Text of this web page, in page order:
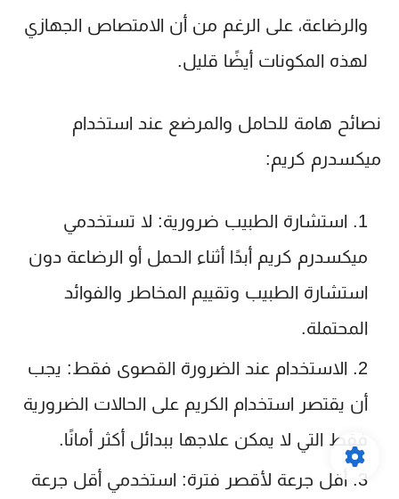
والرضاعة، على الرغم من أن الامتصاص الجهازي
لهذه المكونات أيضًا قليل.
نصائح هامة للحامل والمرضع عند استخدام
ميكسدرم كريم:
استشارة الطبيب ضرورية: لا تستخدمي
ميكسدرم كريم أبدًا أثناء الحمل أو الرضاعة دون
استشارة الطبيب وتقييم المخاطر والفوائد
المحتملة.
الاستخدام عند الضرورة القصوى فقط: يجب
أن يقتصر استخدام الكريم على الحالات الضرورية
فقط التي لا يمكن علاجها ببدائل أكثر أمانًا.
أقل جرعة لأقصر فترة: استخدمي أقل جرعة